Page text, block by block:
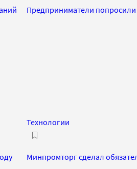
Предприниматели
Технологии
Минпромторг сделал